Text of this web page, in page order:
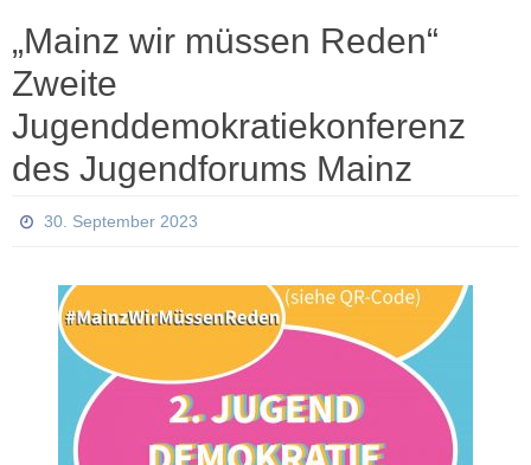
„Mainz wir müssen Reden“
Zweite
Jugenddemokratiekonferenz
des Jugendforums Mainz
30. September 2023